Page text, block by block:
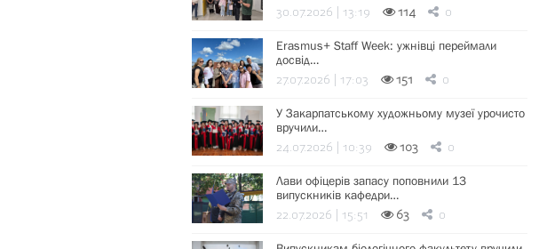
30.07.2026 | 13:19 114 0
Erasmus+ Staff Week: ужнівці переймали
досвід…
27.07.2026 | 17:03 151 0
У Закарпатському художньому музеї урочисто
вручили…
24.07.2026 | 10:39 103 0
Лави офіцерів запасу поповнили 13
випускників кафедри…
22.07.2026 | 15:51 63 0